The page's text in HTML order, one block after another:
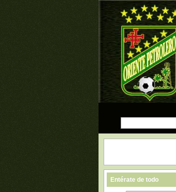
Entérate de todo